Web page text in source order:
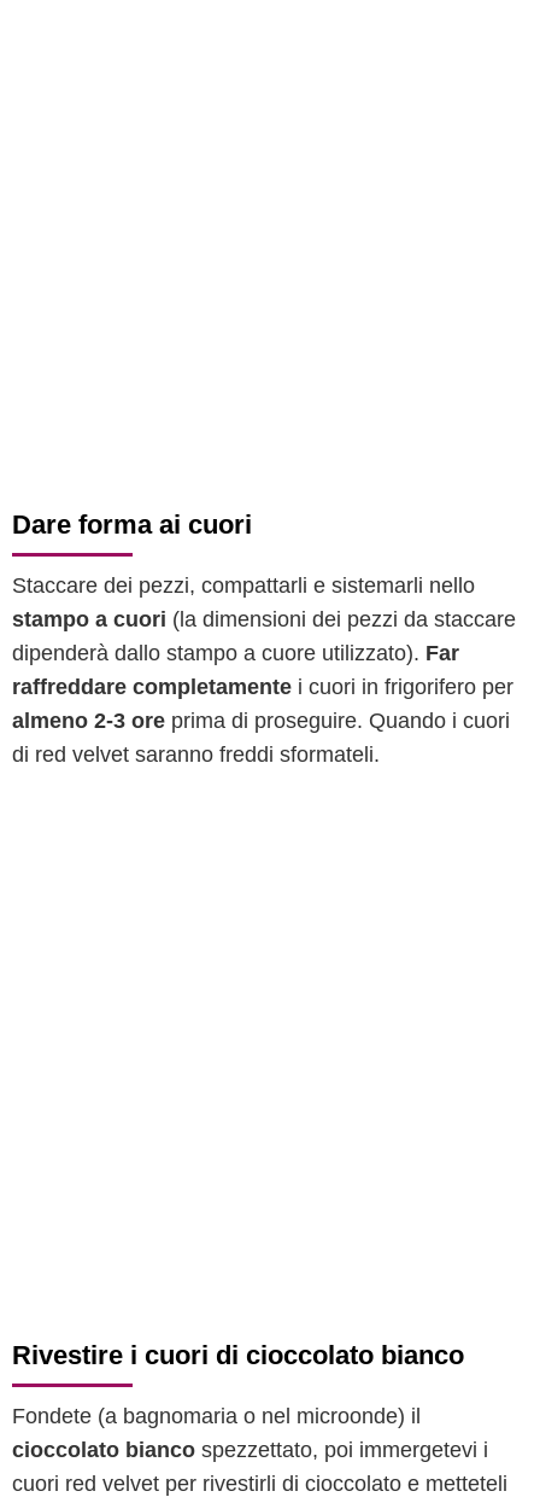
Dare forma ai cuori
Staccare dei pezzi, compattarli e sistemarli nello
stampo a cuori (la dimensioni dei pezzi da staccare
dipenderà dallo stampo a cuore utilizzato). Far
raffreddare completamente i cuori in frigorifero per
almeno 2-3 ore prima di proseguire. Quando i cuori
di red velvet saranno freddi sformateli.
Rivestire i cuori di cioccolato bianco
Fondete (a bagnomaria o nel microonde) il
cioccolato bianco spezzettato, poi immergetevi i
cuori red velvet per rivestirli di cioccolato e metteteli